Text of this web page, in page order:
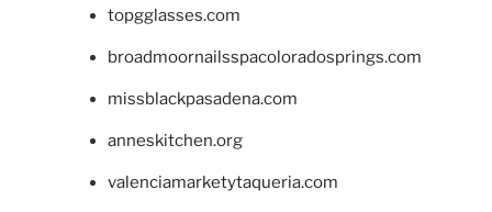
topgglasses.com
broadmoornailsspacoloradosprings.com
missblackpasadena.com
anneskitchen.org
valenciamarketytaqueria.com